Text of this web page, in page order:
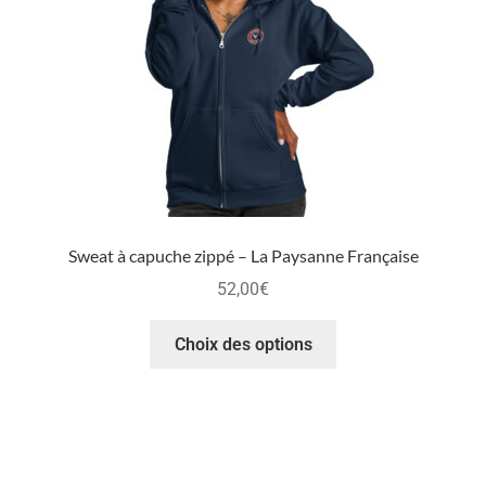
Sweat à capuche zippé – La Paysanne Française
52,00€
Choix des options